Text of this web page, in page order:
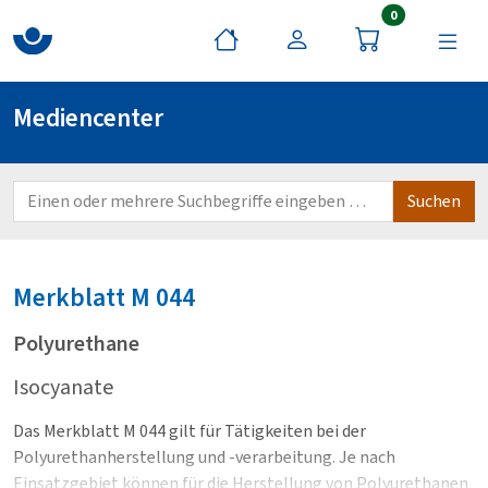
0Artikel im
Mediencenter
Merkblatt M 044
Polyurethane
Isocyanate
Das Merkblatt M 044 gilt für Tätigkeiten bei der
Polyurethanherstellung und -verarbeitung. Je nach
Einsatzgebiet können für die Herstellung von Polyurethanen